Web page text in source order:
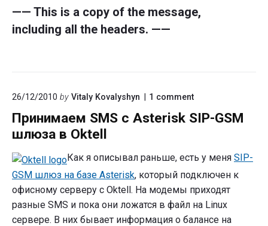
—— This is a copy of the message,
including all the headers. ——
26/12/2010 by Vitaly Kovalyshyn 1 commenton
SMS
GSM
шлюза
в
Oktell"
Принимаем SMS с Asterisk SIP-GSM
шлюза в Oktell
Как я описывал раньше, есть у меня SIP-
GSM шлюз на базе Asterisk, который подключен к
офисному серверу с Oktell. На модемы приходят
разные SMS и пока они ложатся в файл на Linux
сервере. В них бывает информация о балансе на